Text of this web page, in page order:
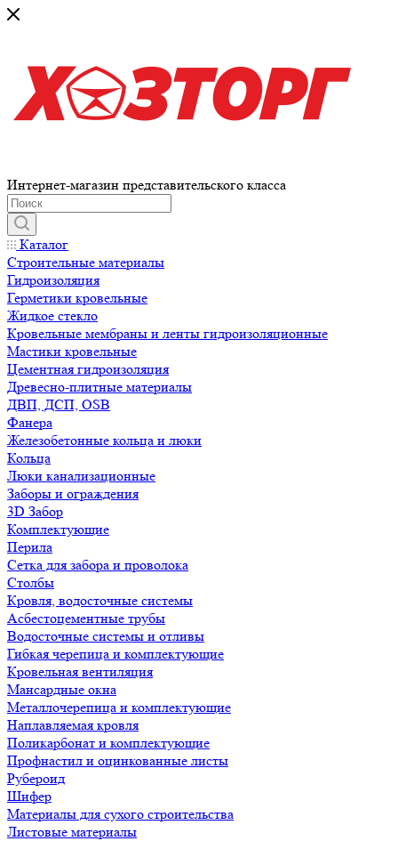
Интернет-магазин представительского класса
Каталог
Строительные материалы
Гидроизоляция
Герметики кровельные
Жидкое стекло
Кровельные мембраны и ленты гидроизоляционные
Мастики кровельные
Цементная гидроизоляция
Древесно-плитные материалы
ДВП, ДСП, OSB
Фанера
Железобетонные кольца и люки
Кольца
Люки канализационные
Заборы и ограждения
3D Забор
Комплектующие
Перила
Сетка для забора и проволока
Столбы
Кровля, водосточные системы
Асбестоцементные трубы
Водосточные системы и отливы
Гибкая черепица и комплектующие
Кровельная вентиляция
Мансардные окна
Металлочерепица и комплектующие
Наплавляемая кровля
Поликарбонат и комплектующие
Профнастил и оцинкованные листы
Рубероид
Шифер
Материалы для сухого строительства
Листовые материалы